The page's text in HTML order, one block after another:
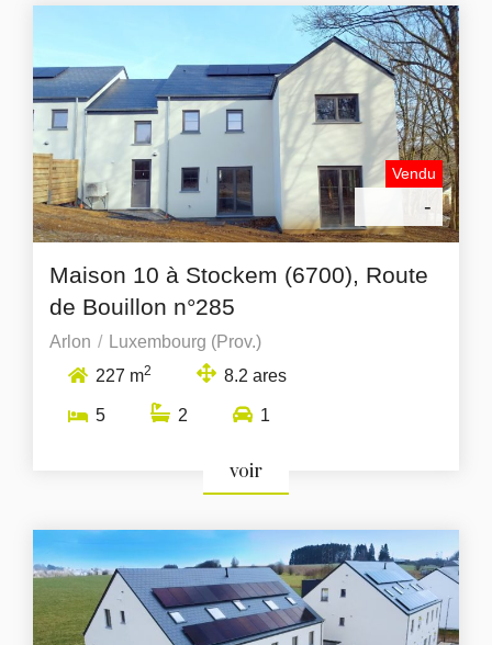
Vendu
-
Maison 10 à Stockem (6700), Route
de Bouillon n°285
Arlon
Luxembourg (Prov.)
227 m2 8.2 ares
5 2 1
voir